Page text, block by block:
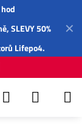
✕
SLEVY 50%
Lifepo4.